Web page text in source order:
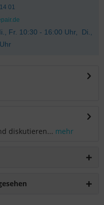
01
Fr. 10:30 - 16:00 Uhr, Di.,
diskutieren... mehr